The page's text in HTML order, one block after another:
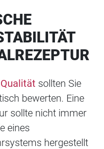
sollten Sie
bewerten. Eine
sollte nicht immer
eines
hergestellt